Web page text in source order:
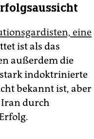
eine
ist als das
außerdem die
stark indoktrinierte
bekannt ist, aber
Iran durch